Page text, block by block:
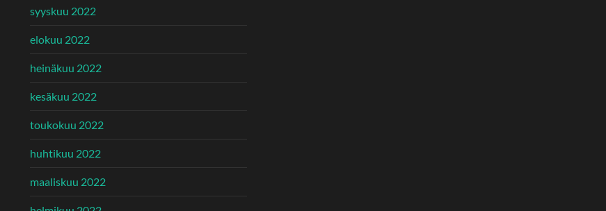
syyskuu 2022
elokuu 2022
heinäkuu 2022
kesäkuu 2022
toukokuu 2022
huhtikuu 2022
maaliskuu 2022